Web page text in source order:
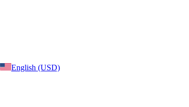
English (USD)